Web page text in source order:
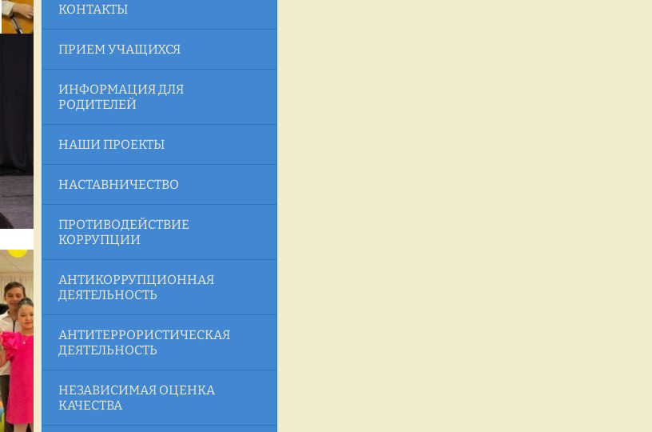
КОНТАКТЫ
ПРИЕМ УЧАЩИХСЯ
ИНФОРМАЦИЯ ДЛЯ
РОДИТЕЛЕЙ
НАШИ ПРОЕКТЫ
НАСТАВНИЧЕСТВО
ПРОТИВОДЕЙСТВИЕ
КОРРУПЦИИ
АНТИКОРРУПЦИОННАЯ
ДЕЯТЕЛЬНОСТЬ
АНТИТЕРРОРИСТИЧЕСКАЯ
ДЕЯТЕЛЬНОСТЬ
НЕЗАВИСИМАЯ ОЦЕНКА
КАЧЕСТВА